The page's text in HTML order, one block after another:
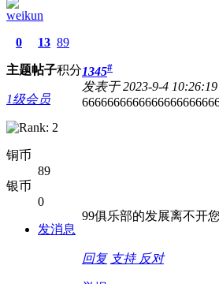
weikun
0
主题
13
帖子
89
积分
1级会员
铜币
89
银币
0
发消息
1345#
发表于 2023-9-4 10:26:19
99俱乐部的发展离不开
回复 支持 反对